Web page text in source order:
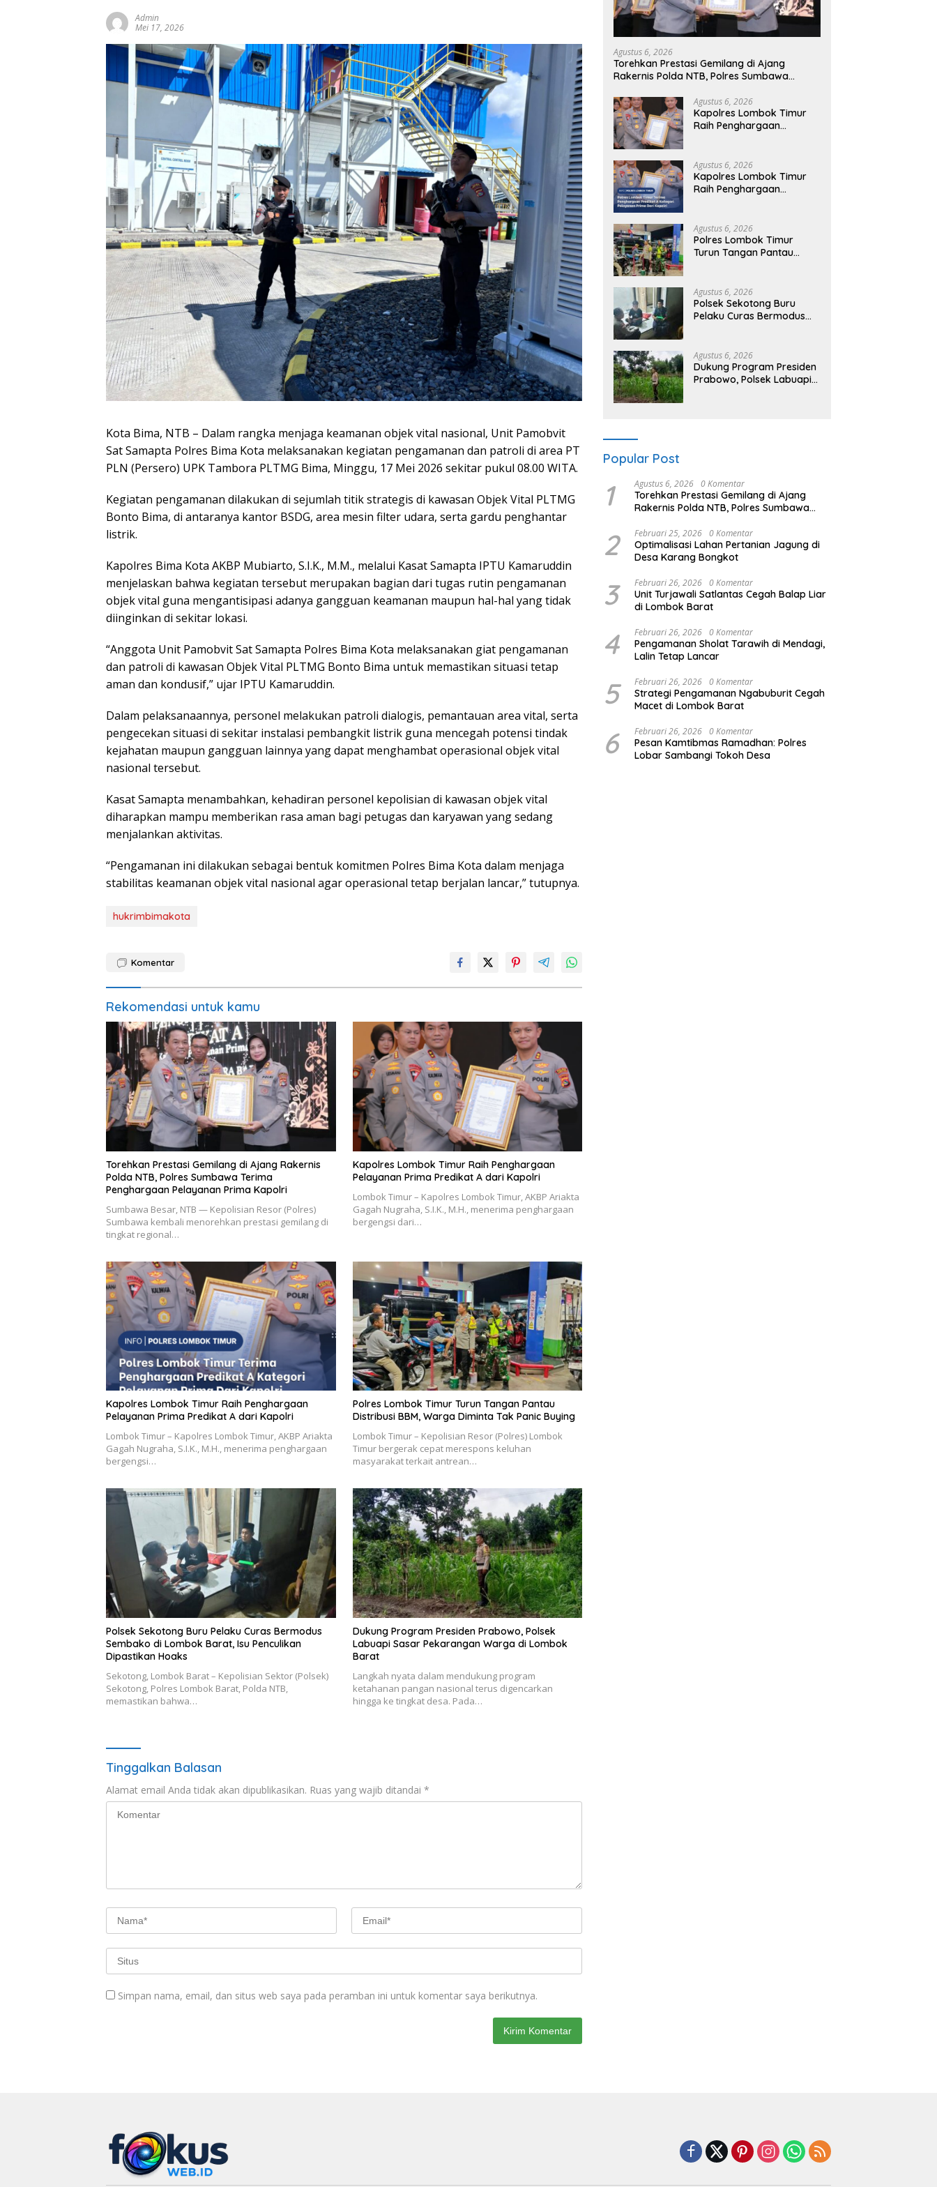
Admin
Mei 17, 2026
Kota Bima, NTB – Dalam rangka menjaga keamanan objek vital nasional, Unit Pamobvit
Sat Samapta Polres Bima Kota melaksanakan kegiatan pengamanan dan patroli di area PT
PLN (Persero) UPK Tambora PLTMG Bima, Minggu, 17 Mei 2026 sekitar pukul 08.00 WITA.
Kegiatan pengamanan dilakukan di sejumlah titik strategis di kawasan Objek Vital PLTMG
Bonto Bima, di antaranya kantor BSDG, area mesin filter udara, serta gardu penghantar
listrik.
Kapolres Bima Kota AKBP Mubiarto, S.I.K., M.M., melalui Kasat Samapta IPTU Kamaruddin
menjelaskan bahwa kegiatan tersebut merupakan bagian dari tugas rutin pengamanan
objek vital guna mengantisipasi adanya gangguan keamanan maupun hal-hal yang tidak
diinginkan di sekitar lokasi.
“Anggota Unit Pamobvit Sat Samapta Polres Bima Kota melaksanakan giat pengamanan
dan patroli di kawasan Objek Vital PLTMG Bonto Bima untuk memastikan situasi tetap
aman dan kondusif,” ujar IPTU Kamaruddin.
Dalam pelaksanaannya, personel melakukan patroli dialogis, pemantauan area vital, serta
pengecekan situasi di sekitar instalasi pembangkit listrik guna mencegah potensi tindak
kejahatan maupun gangguan lainnya yang dapat menghambat operasional objek vital
nasional tersebut.
Kasat Samapta menambahkan, kehadiran personel kepolisian di kawasan objek vital
diharapkan mampu memberikan rasa aman bagi petugas dan karyawan yang sedang
menjalankan aktivitas.
“Pengamanan ini dilakukan sebagai bentuk komitmen Polres Bima Kota dalam menjaga
stabilitas keamanan objek vital nasional agar operasional tetap berjalan lancar,” tutupnya.
hukrimbimakota
Komentar
Rekomendasi untuk kamu
Torehkan Prestasi Gemilang di Ajang Rakernis
Polda NTB, Polres Sumbawa Terima
Penghargaan Pelayanan Prima Kapolri
Sumbawa Besar, NTB — Kepolisian Resor (Polres)
Sumbawa kembali menorehkan prestasi gemilang di
tingkat regional…
Kapolres Lombok Timur Raih Penghargaan
Pelayanan Prima Predikat A dari Kapolri
Lombok Timur – Kapolres Lombok Timur, AKBP Ariakta
Gagah Nugraha, S.I.K., M.H., menerima penghargaan
bergengsi dari…
Kapolres Lombok Timur Raih Penghargaan
Pelayanan Prima Predikat A dari Kapolri
Lombok Timur – Kapolres Lombok Timur, AKBP Ariakta
Gagah Nugraha, S.I.K., M.H., menerima penghargaan
bergengsi…
Polres Lombok Timur Turun Tangan Pantau
Distribusi BBM, Warga Diminta Tak Panic Buying
Lombok Timur – Kepolisian Resor (Polres) Lombok
Timur bergerak cepat merespons keluhan
masyarakat terkait antrean…
Polsek Sekotong Buru Pelaku Curas Bermodus
Sembako di Lombok Barat, Isu Penculikan
Dipastikan Hoaks
Sekotong, Lombok Barat – Kepolisian Sektor (Polsek)
Sekotong, Polres Lombok Barat, Polda NTB,
memastikan bahwa…
Dukung Program Presiden Prabowo, Polsek
Labuapi Sasar Pekarangan Warga di Lombok
Barat
Langkah nyata dalam mendukung program
ketahanan pangan nasional terus digencarkan
hingga ke tingkat desa. Pada…
Tinggalkan Balasan
Alamat email Anda tidak akan dipublikasikan. Ruas yang wajib ditandai *
Simpan nama, email, dan situs web saya pada peramban ini untuk komentar saya berikutnya.
Agustus 6, 2026
Torehkan Prestasi Gemilang di Ajang
Rakernis Polda NTB, Polres Sumbawa
Kapolri
Agustus 6, 2026
Kapolres Lombok Timur
Raih Penghargaan
Agustus 6, 2026
Kapolres Lombok Timur
Raih Penghargaan
Agustus 6, 2026
Polres Lombok Timur
Turun Tangan Pantau
Agustus 6, 2026
Polsek Sekotong Buru
Pelaku Curas Bermodus
Dipastikan Hoaks
Agustus 6, 2026
Dukung Program Presiden
Prabowo, Polsek Labuapi
Popular Post
1 Agustus 6, 2026 0 Komentar
Torehkan Prestasi Gemilang di Ajang
Rakernis Polda NTB, Polres Sumbawa
Kapolri
2 Februari 25, 2026 0 Komentar
Optimalisasi Lahan Pertanian Jagung di
Desa Karang Bongkot
3 Februari 26, 2026 0 Komentar
Unit Turjawali Satlantas Cegah Balap Liar
di Lombok Barat
4 Februari 26, 2026 0 Komentar
Pengamanan Sholat Tarawih di Mendagi,
Lalin Tetap Lancar
5 Februari 26, 2026 0 Komentar
Strategi Pengamanan Ngabuburit Cegah
Macet di Lombok Barat
6 Februari 26, 2026 0 Komentar
Pesan Kamtibmas Ramadhan: Polres
Lobar Sambangi Tokoh Desa